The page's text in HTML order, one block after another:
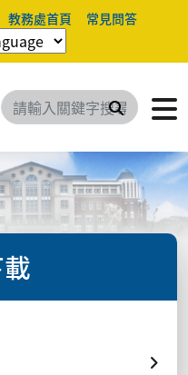
教務處首頁
常見問答
搜尋